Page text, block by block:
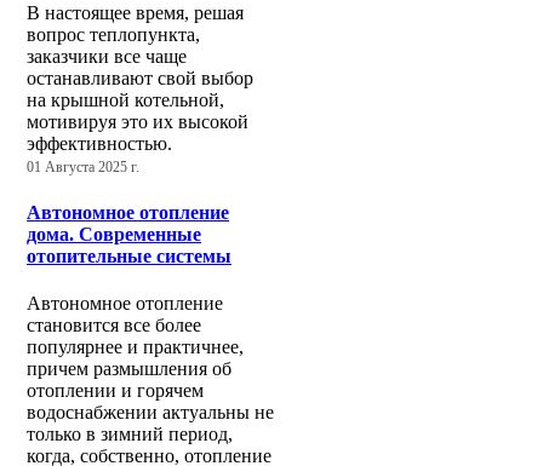
В настоящее время, решая
вопрос теплопункта,
заказчики все чаще
останавливают свой выбор
на крышной котельной,
мотивируя это их высокой
эффективностью.
01 Августа 2025 г.
Автономное отопление
дома. Современные
отопительные системы
Автономное отопление
становится все более
популярнее и практичнее,
причем размышления об
отоплении и горячем
водоснабжении актуальны не
только в зимний период,
когда, собственно, отопление